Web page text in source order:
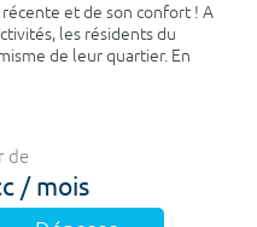
et de son confort ! A
les résidents du
de leur quartier. En
de
/ mois